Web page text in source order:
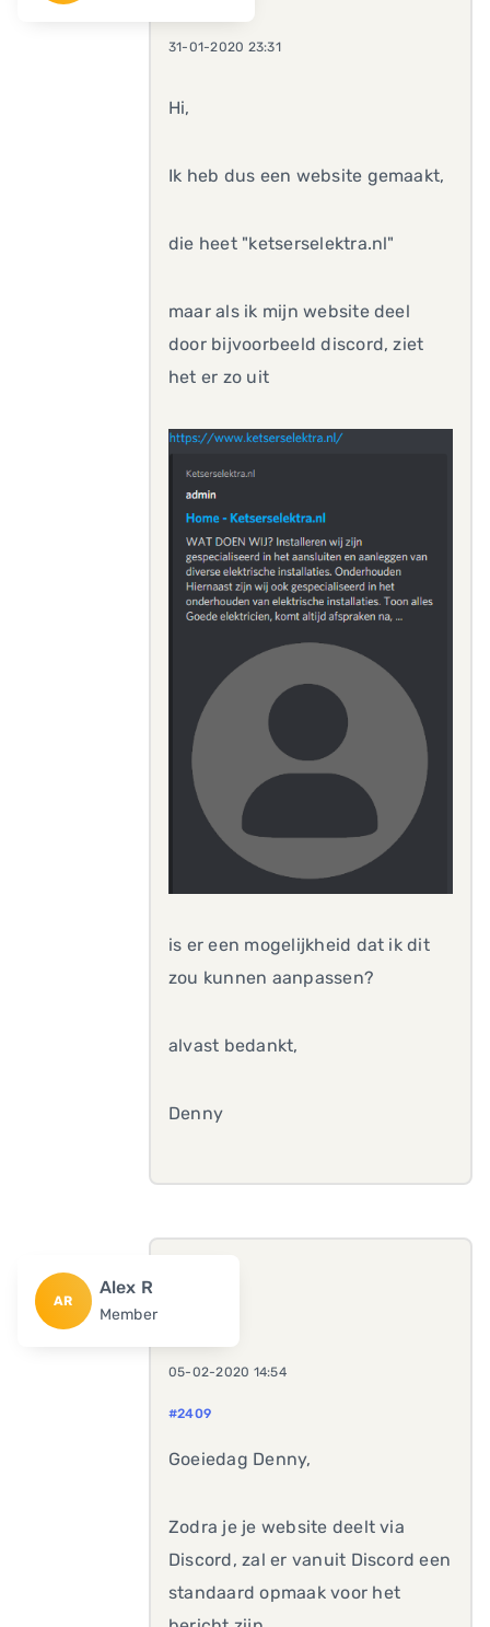
31-01-2020 23:31
Hi,
Ik heb dus een website gemaakt,
die heet "ketserselektra.nl"
maar als ik mijn website deel
door bijvoorbeeld discord, ziet
het er zo uit
is er een mogelijkheid dat ik dit
zou kunnen aanpassen?
alvast bedankt,
Denny
AR
Alex R
Member
05-02-2020 14:54
#2409
Goeiedag Denny,
Zodra je je website deelt via
Discord, zal er vanuit Discord een
standaard opmaak voor het